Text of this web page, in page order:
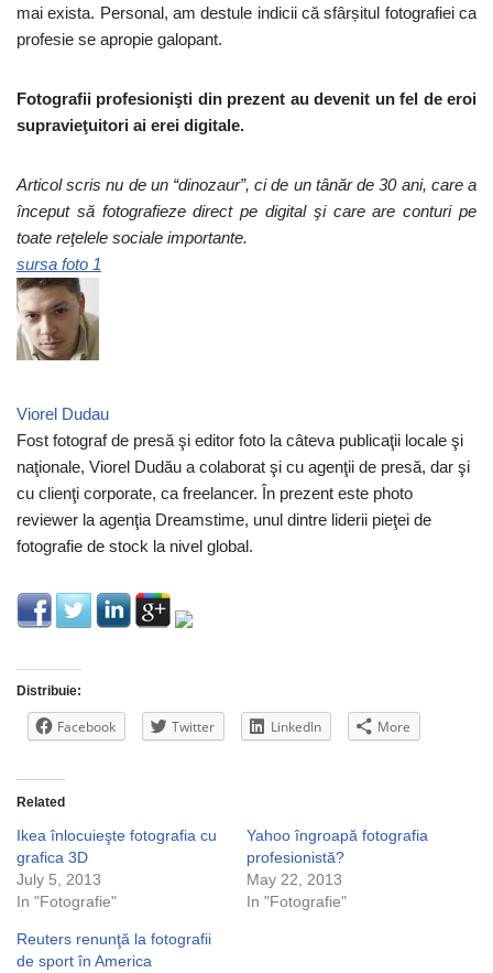
mai exista. Personal, am destule indicii că sfârșitul fotografiei ca
profesie se apropie galopant.
Fotografii profesionişti din prezent au devenit un fel de eroi
supravieţuitori ai erei digitale.
Articol scris nu de un “dinozaur”, ci de un tânăr de 30 ani, care a
început să fotografieze direct pe digital şi care are conturi pe
toate reţelele sociale importante.
sursa foto 1
Viorel Dudau
Fost fotograf de presă şi editor foto la câteva publicaţii locale şi
naţionale, Viorel Dudău a colaborat şi cu agenţii de presă, dar şi
cu clienţi corporate, ca freelancer. În prezent este photo
reviewer la agenţia Dreamstime, unul dintre liderii pieţei de
fotografie de stock la nivel global.
Distribuie:
Facebook Twitter LinkedIn More
Related
Ikea înlocuieşte fotografia cu
grafica 3D
July 5, 2013
In "Fotografie"
Yahoo îngroapă fotografia
profesionistă?
May 22, 2013
In "Fotografie"
Reuters renunţă la fotografii
de sport în America